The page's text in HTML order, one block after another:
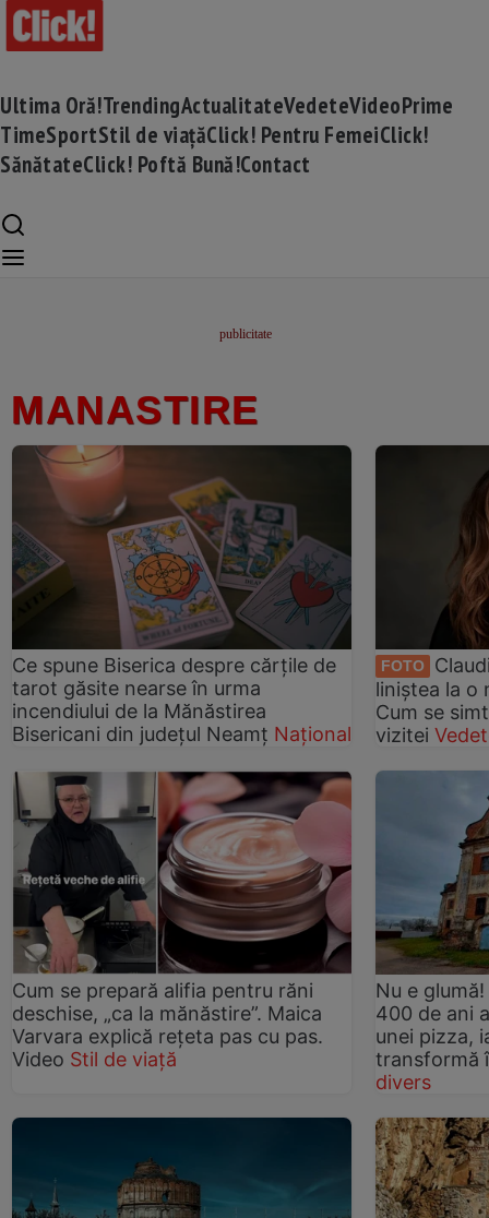
Ultima Oră!TrendingActualitateVedeteVideoPrime
TimeSportStil de viațăClick! Pentru FemeiClick!
SănătateClick! Poftă Bună!Contact
MANASTIRE
Ce spune Biserica despre cărțile de
tarot găsite nearse în urma
incendiului de la Mănăstirea
Bisericani din județul Neamț Național
FOTO
liniștea la o
Cum se
vizitei
Cum se prepară alifia pentru răni
deschise, „ca la mănăstire”. Maica
Varvara explică rețeta pas cu pas.
Video Stil de viață
Nu e
400 de ani
unei pizza,
transformă
divers